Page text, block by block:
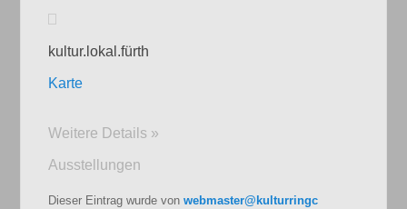
kultur.lokal.fürth
Karte
Weitere Details »
Ausstellungen
Dieser Eintrag wurde vonwebmaster@kulturringc